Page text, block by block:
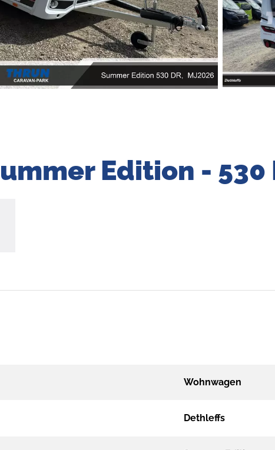
Edition - 530
Wohnwagen
Dethleffs